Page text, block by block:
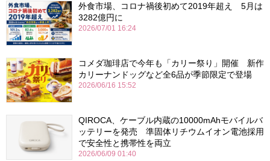
外食市場、コロナ禍後初めて2019年超え 5月は
3282億円に
2026/07/01 16:24
コメダ珈琲店で今年も「カリー祭り」開催 新作
カリーナンドッグなど全6品が季節限定で登場
2026/06/16 15:52
QIROCA、ケーブル内蔵の10000mAhモバイルバ
ッテリーを発売 準固体リチウムイオン電池採用
で安全性と携帯性を両立
2026/06/09 01:40